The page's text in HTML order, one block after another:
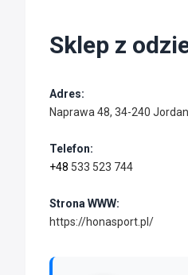
Sklep z
Adres:
Naprawa 48, 34-240
Telefon:
+48 533 523 744
Strona WWW:
https://honasport.pl/